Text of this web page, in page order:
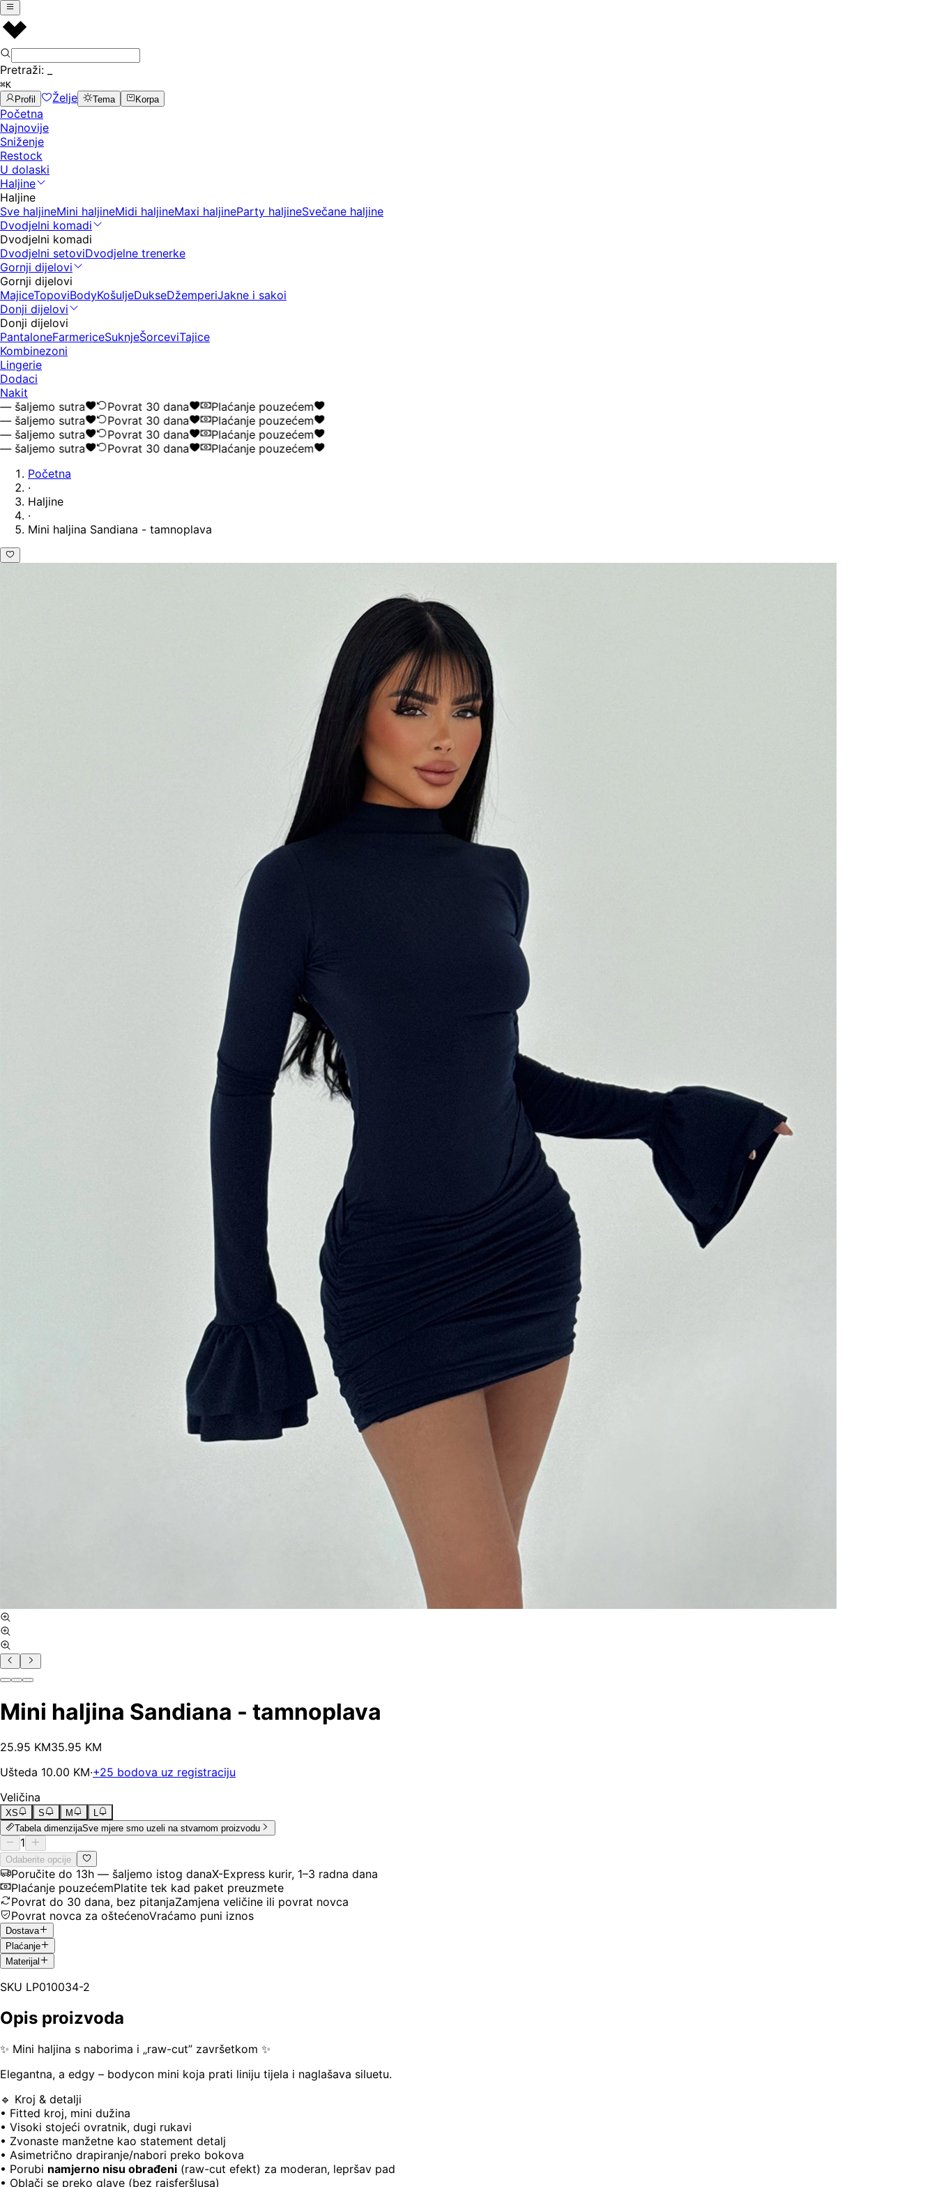
Pretraži:
⌘K
Profil
Želje Tema Korpa
Početna
Najnovije
Sniženje
Restock
U dolaski
Haljine
Haljine
Sve haljineMini haljineMidi haljineMaxi haljineParty haljineSvečane haljine
Dvodjelni komadi
Dvodjelni komadi
Dvodjelni setoviDvodjelne trenerke
Gornji dijelovi
Gornji dijelovi
MajiceTopoviBodyKošuljeDukseDžemperiJakne i sakoi
Donji dijelovi
Donji dijelovi
PantaloneFarmericeSuknjeŠorceviTajice
Kombinezoni
Lingerie
Dodaci
Nakit
sutra
Povrat 30 dana
Plaćanje pouzećem
sutra
Povrat 30 dana
Plaćanje pouzećem
sutra
Povrat 30 dana
Plaćanje pouzećem
sutra
Povrat 30 dana
Plaćanje pouzećem
Početna
·
Haljine
·
Mini haljina Sandiana - tamnoplava
Mini haljina Sandiana - tamnoplava
25.95 KM35.95 KM
Ušteda 10.00 KM·+25 bodova uz registraciju
Veličina
XS S M
L
Tabela dimenzijaSve mjere smo uzeli na stvarnom proizvodu
1
Odaberite opcije
Poručite do 13h — šaljemo istog danaX-Express kurir, 1–3 radna dana
Plaćanje pouzećemPlatite tek kad paket preuzmete
Povrat do 30 dana, bez pitanjaZamjena veličine ili povrat novca
Povrat novca za oštećenoVraćamo puni iznos
Dostava
Plaćanje
Materijal
SKU LP010034-2
Opis proizvoda
✨ Mini haljina s naborima i „raw-cut” završetkom ✨
Elegantna, a edgy – bodycon mini koja prati liniju tijela i naglašava siluetu.
🔹 Kroj & detalji
• Fitted kroj, mini dužina
• Visoki stojeći ovratnik, dugi rukavi
• Zvonaste manžetne kao statement detalj
• Asimetrično drapiranje/nabori preko bokova
• Porubi namjerno nisu obrađeni (raw-cut efekt) za moderan, lepršav pad
• Oblači se preko glave (bez rajsferšlusa)